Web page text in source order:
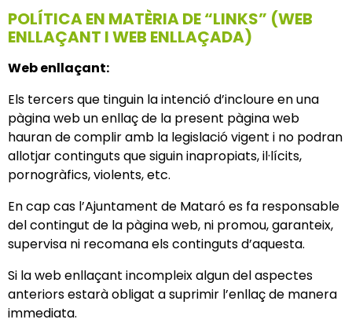
POLÍTICA EN MATÈRIA DE “LINKS” (WEB
ENLLAÇANT I WEB ENLLAÇADA)
Web enllaçant:
Els tercers que tinguin la intenció d’incloure en una
pàgina web un enllaç de la present pàgina web
hauran de complir amb la legislació vigent i no podran
allotjar continguts que siguin inapropiats, il·lícits,
pornogràfics, violents, etc.
En cap cas l’Ajuntament de Mataró es fa responsable
del contingut de la pàgina web, ni promou, garanteix,
supervisa ni recomana els continguts d’aquesta.
Si la web enllaçant incompleix algun del aspectes
anteriors estarà obligat a suprimir l’enllaç de manera
immediata.